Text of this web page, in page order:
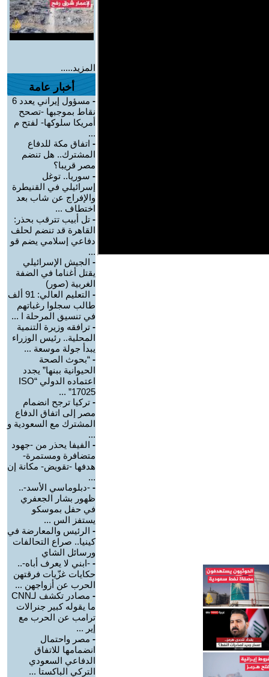
المزيد.....
أخبار عامة
-
مسؤول إيراني يعدد 6
نقاط بموجبها -تصحح
أمريكا سلوكها- لفتح م
...
- اتفاق مكة للدفاع
المشترك.. هل تنضم
مصر قريبا؟
- سوريا.. توغل
إسرائيلي في القنيطرة
والإفراج عن شاب بعد
اختطاف ...
- تل أبيب تترقب بحذر:
القاهرة قد تنضم لحلف
دفاعي إسلامي يضم قو
...
- الجيش الإسرائيلي
يقتل أغناما في الضفة
الغربية (صور)
-
التعليم العالي: 91 ألف
طالب سجلوا رغباتهم
في تنسيق المرحلة ا ...
- ترافقه وزيرة التنمية
المحلية.. رئيس الوزراء
يبدأ جولة موسعة ...
- “بحوث الصحة
الحيوانية ببنها” يجدد
اعتماده الدولي “ISO
17025” ...
- تركيا ترجح انضمام
مصر إلى اتفاق الدفاع
المشترك مع السعودية و
...
- الفيفا يحذر من -جهود
متضافرة ومستمرة-
هدفها -تقويض- مكانة إن
...
- -دبلوماسي الأسد-..
ظهور بشار الجعفري
في حفل بموسكو
يستفز الس ...
- الرئيس والمعارضة في
كينيا.. صراع التحالفات
ورسائل الشاي
- -ابني لا يعرف أباه-..
حكايات غزّيات فرقتهن
الحرب عن أزواجهن ...
-
مصادر تكشف لـCNN
ما يقوله كبير جنرالات
ترامب عن الحرب مع
إير ...
- مصر واحتمال
انضمامها للاتفاق
الدفاعي السعودي
التركي الباكستا ...